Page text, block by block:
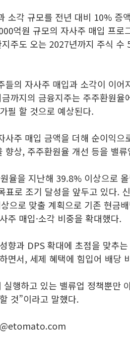
소각 규모를 전년 대비 10% 증
억원 규모의 자사주 매입 프로
주도 오는 2027년까지 주식 수
들의 자사주 매입과 소각이 이어
까지의 금융지주는 주주환원율
필 할 것으로 예상된다.
사주 매입 금액을 더해 순이익
향상, 주주환원율 개선 등을 밸
율을 지난해 39.8% 이상으로
표로 조기 달성을 앞두고 있다.
으로 맞출 계획으로 기존 현금
주 매입·소각 비중을 확대했다.
향과 DPS 확대에 초점을 맞추
면서, 세제 혜택에 힘입어 배당
실행하고 있는 밸류업 정책뿐만
것”이라고 말했다.